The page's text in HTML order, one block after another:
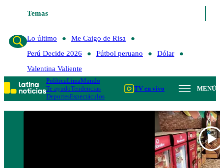
Temas
Lo último
Me Caigo de Risa
Perú Decide 2026
Fútbol peruano
Dólar
Valentina Valiente
PolíticaLimaMundo
Te ayudoTendencias
DeportesEspectáculos
TV en vivo MENÚ